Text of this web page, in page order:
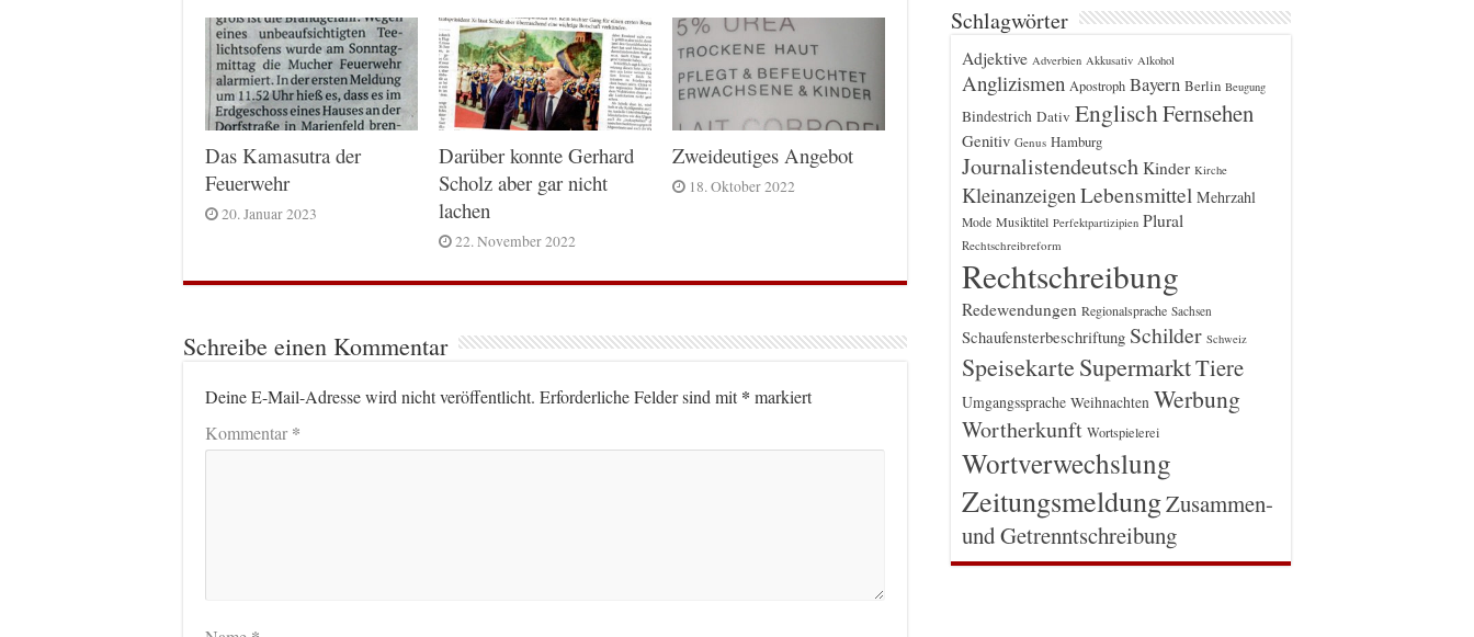
Das Kamasutra der
Feuerwehr
20. Januar 2023
Darüber konnte Gerhard
Scholz aber gar nicht
lachen
22. November 2022
Zweideutiges Angebot
18. Oktober 2022
Schreibe einen Kommentar
Deine E-Mail-Adresse wird nicht veröffentlicht. Erforderliche Felder sind mit* markiert
Kommentar*
Schlagwörter
Adjektive Adverbien Akkusativ Alkohol
Anglizismen Apostroph Bayern Berlin Beugung
Bindestrich Dativ EnglischFernsehen
Genitiv Genus Hamburg
Journalistendeutsch Kinder Kirche
Kleinanzeigen Lebensmittel Mehrzahl
Mode Musiktitel Perfektpartizipien Plural
Rechtschreibreform
Rechtschreibung
Redewendungen Regionalsprache Sachsen
Schaufensterbeschriftung Schilder Schweiz
Speisekarte SupermarktTiere
Umgangssprache Weihnachten Werbung
Wortherkunft Wortspielerei
Wortverwechslung
ZeitungsmeldungZusammen-
und Getrenntschreibung